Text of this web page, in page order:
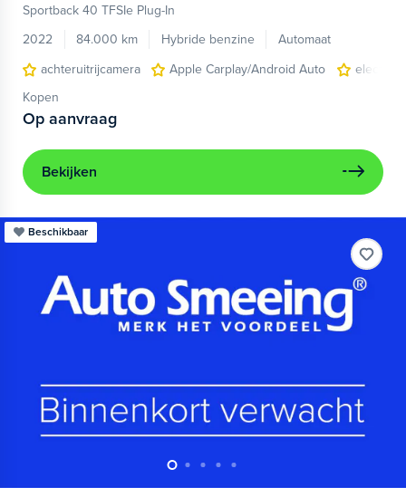
Sportback 40 TFSIe Plug-In
2022
84.000 km Hybride benzine
Automaat
achteruitrijcamera
Apple Carplay/Android Auto
Kopen
Op aanvraag
Bekijken
Beschikbaar